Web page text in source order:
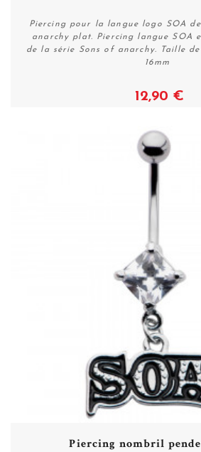
Piercing pour la langue logo SOA
anarchy plat. Piercing langue SOA
de la série Sons of anarchy. Taille
16mm
12,90 €
Piercing nombril